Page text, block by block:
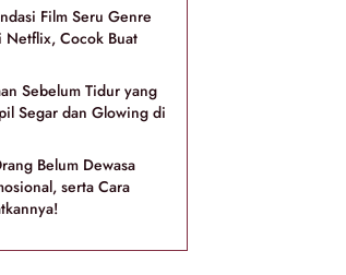
Film Seru Genre
Netflix, Cocok Buat
Sebelum Tidur yang
Segar dan Glowing di
Belum Dewasa
serta Cara